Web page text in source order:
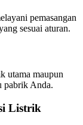
pemasangan
sesuai aturan.
utama maupun
pabrik Anda.
Listrik